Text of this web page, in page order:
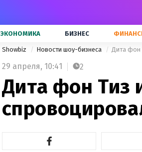
ЭКОНОМИКА БИЗНЕС
Showbiz Новости шоу-бизнеса Дита фон
29 апреля, 10:41 2
Дита фон Тиз